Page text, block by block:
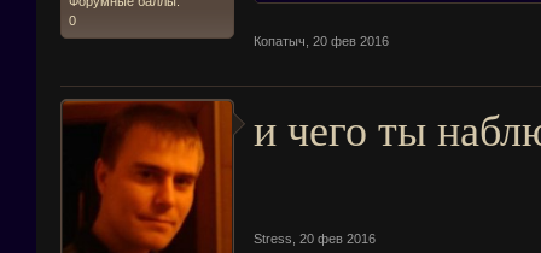
0
Копатыч 20 фев 2016
и чего ты
Stress 20 фев 2016